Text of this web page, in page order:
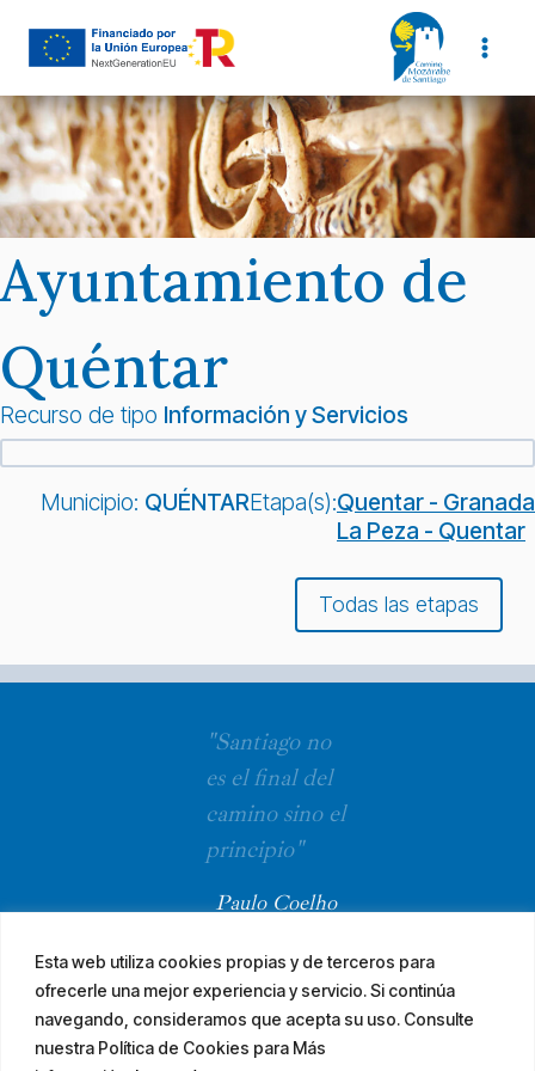
Esta web utiliza cookies propias y de terceros para
ofrecerle una mejor experiencia y servicio. Si continúa
navegando, consideramos que acepta su uso. Consulte
nuestra Política de Cookies para Más
Ayuntamiento de
Quéntar
Recurso de tipo Información y Servicios
Municipio: QUÉNTAREtapa(s):Quentar - Granada
La Peza - Quentar
Todas las etapas
"Santiago no
es el final del
camino sino el
principio"
Paulo Coelho